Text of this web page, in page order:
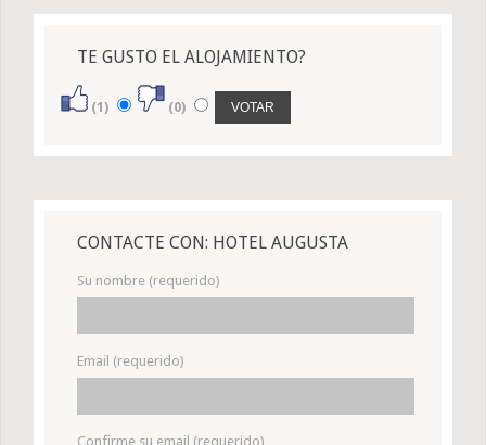
TE GUSTO EL ALOJAMIENTO?
(1) (0)
CONTACTE CON: HOTEL AUGUSTA
Su nombre (requerido)
Email (requerido)
Confirme su email (requerido)